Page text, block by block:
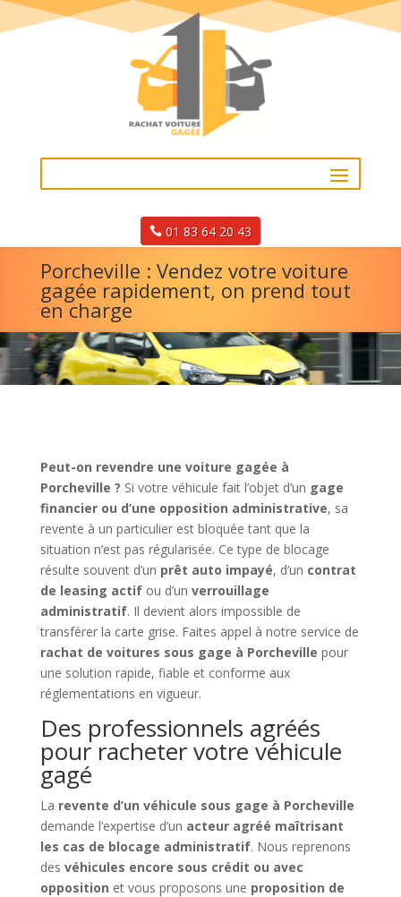
01 83 64 20 43
Porcheville : Vendez votre voiture
gagée rapidement, on prend tout
en charge
Peut-on revendre une voiture gagée à
Porcheville ? Si votre véhicule fait l’objet d’un gage
financier ou d’une opposition administrative, sa
revente à un particulier est bloquée tant que la
situation n’est pas régularisée. Ce type de blocage
résulte souvent d’un prêt auto impayé, d’un contrat
de leasing actifou d’un verrouillage
administratif. Il devient alors impossible de
transférer la carte grise. Faites appel à notre service de
rachat de voitures sous gage à Porcheville pour
une solution rapide, fiable et conforme aux
réglementations en vigueur.
Des professionnels agréés
pour racheter votre véhicule
gagé
La revente d’un véhicule sous gage à Porcheville
demande l’expertise d’un acteur agréé maîtrisant
les cas de blocage administratif. Nous reprenons
des véhicules encore sous crédit ou avec
opposition et vous proposons une proposition de